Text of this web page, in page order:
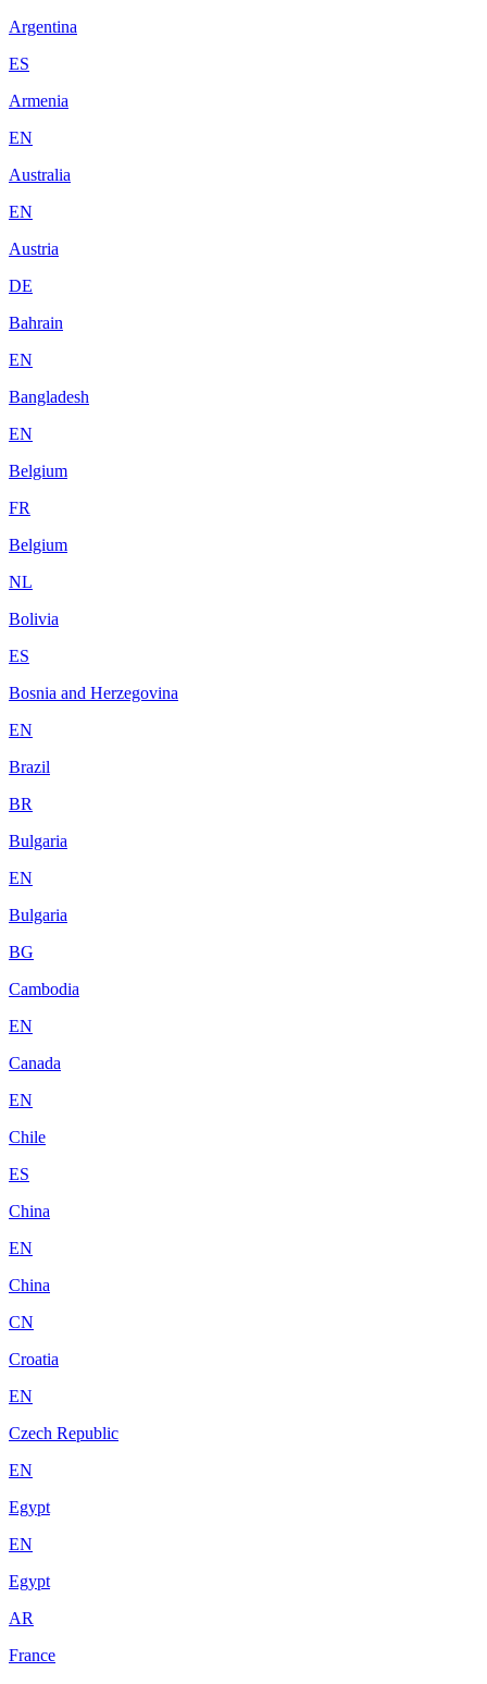
Argentina
ES
Armenia
EN
Australia
EN
Austria
DE
Bahrain
EN
Bangladesh
EN
Belgium
FR
Belgium
NL
Bolivia
ES
Bosnia and Herzegovina
EN
Brazil
BR
Bulgaria
EN
Bulgaria
BG
Cambodia
EN
Canada
EN
Chile
ES
China
EN
China
CN
Croatia
EN
Czech Republic
EN
Egypt
EN
Egypt
AR
France